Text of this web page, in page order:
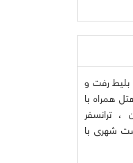
بلیط رفت و
همراه با
، ترانسفر
شهری با